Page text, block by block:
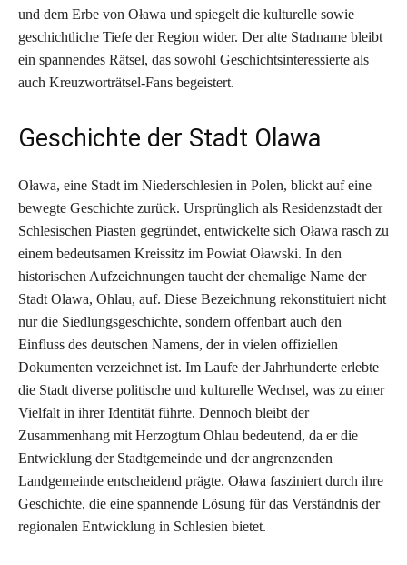
und dem Erbe von Oława und spiegelt die kulturelle sowie
geschichtliche Tiefe der Region wider. Der alte Stadname bleibt
ein spannendes Rätsel, das sowohl Geschichtsinteressierte als
auch Kreuzworträtsel-Fans begeistert.
Geschichte der Stadt Olawa
Oława, eine Stadt im Niederschlesien in Polen, blickt auf eine
bewegte Geschichte zurück. Ursprünglich als Residenzstadt der
Schlesischen Piasten gegründet, entwickelte sich Oława rasch zu
einem bedeutsamen Kreissitz im Powiat Oławski. In den
historischen Aufzeichnungen taucht der ehemalige Name der
Stadt Olawa, Ohlau, auf. Diese Bezeichnung rekonstituiert nicht
nur die Siedlungsgeschichte, sondern offenbart auch den
Einfluss des deutschen Namens, der in vielen offiziellen
Dokumenten verzeichnet ist. Im Laufe der Jahrhunderte erlebte
die Stadt diverse politische und kulturelle Wechsel, was zu einer
Vielfalt in ihrer Identität führte. Dennoch bleibt der
Zusammenhang mit Herzogtum Ohlau bedeutend, da er die
Entwicklung der Stadtgemeinde und der angrenzenden
Landgemeinde entscheidend prägte. Oława fasziniert durch ihre
Geschichte, die eine spannende Lösung für das Verständnis der
regionalen Entwicklung in Schlesien bietet.